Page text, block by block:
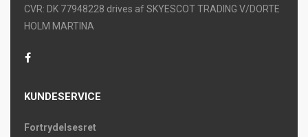
CVR: DK 77948228 drives af SKYESCOT TRADING V/DORTE
HOLM MARTINA
KUNDESERVICE
Fortrydelsesret